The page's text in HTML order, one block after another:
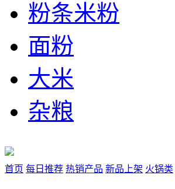
粉条米粉
面粉
大米
杂粮
首页 每日推荐 热销产品 新品上架 火锅类